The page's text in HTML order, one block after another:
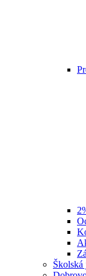
Školská